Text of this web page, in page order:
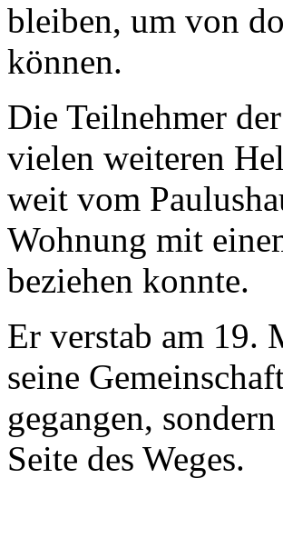
bleiben, um von
können.
Die Teilnehmer
vielen weiteren
weit vom
Wohnung mit
beziehen konnte.
Er verstab am 19.
seine
gegangen,
Seite des Weges.